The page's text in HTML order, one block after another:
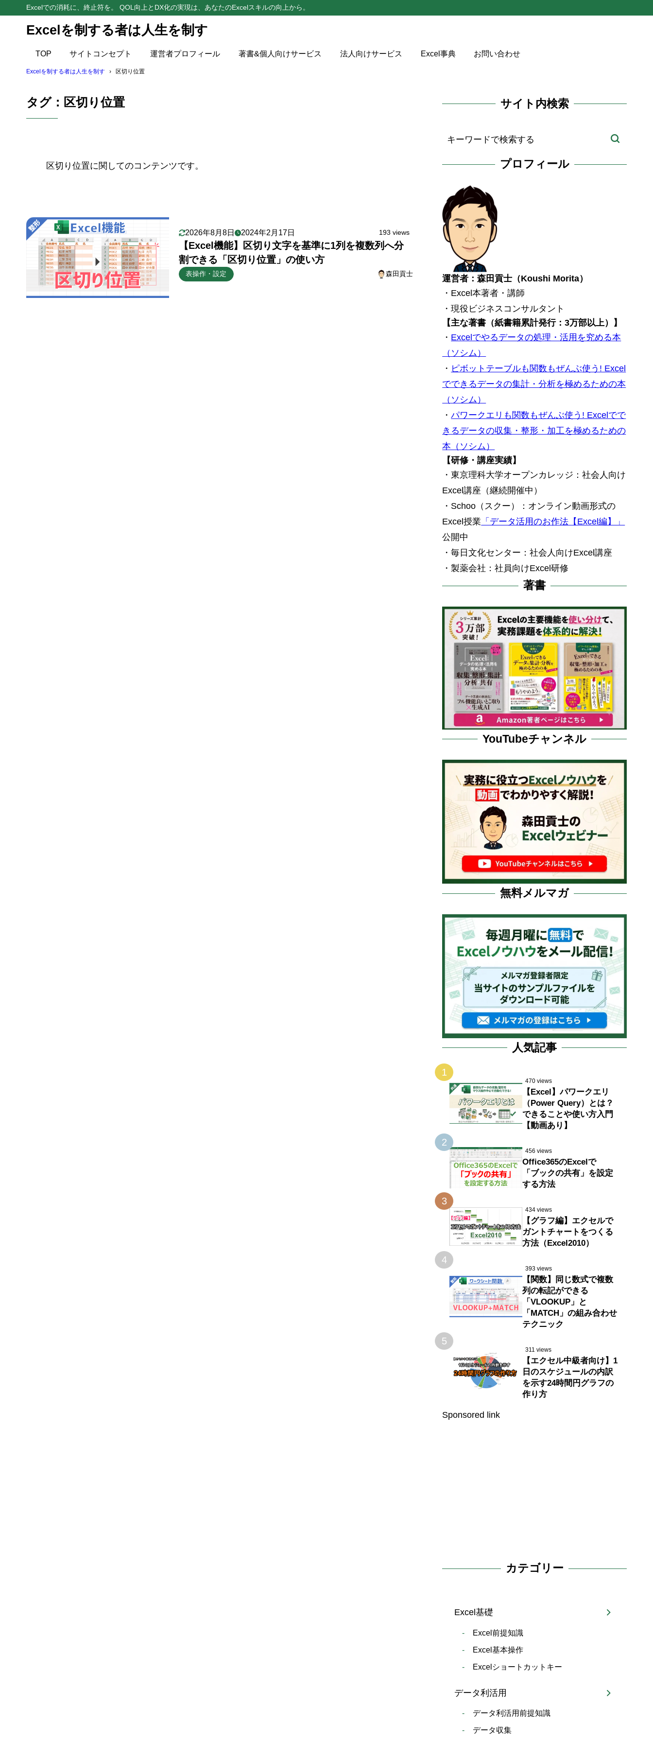
Excelでの消耗に、終止符を。 QOL向上とDX化の実現は、あなたのExcelスキルの向上から。
Excelを制する者は人生を制す
TOP サイトコンセプト 運営者プロフィール 著書&個人向けサービス 法人向けサービス Excel事典 お問い合わせ
Excelを制する者は人生を制す 区切り位置
タグ：区切り位置
区切り位置に関してのコンテンツです。
2026年8月8日 2024年2月17日 193 views
【Excel機能】区切り文字を基準に1列を複数列へ分
割できる「区切り位置」の使い方
表操作・設定 森田貢士
サイト内検索
プロフィール
運営者：森田貢士（Koushi Morita）
・Excel本著者・講師
・現役ビジネスコンサルタント
【主な著書（紙書籍累計発行：3万部以上）】
・ Excelでやるデータの処理・活用を究める本
（ソシム）
・ ピボットテーブルも関数もぜんぶ使う! Excel
でできるデータの集計・分析を極めるための本
（ソシム）
・パワークエリも関数もぜんぶ使う! Excelでで
きるデータの収集・整形・加工を極めるための
本（ソシム）
【研修・講座実績】
・東京理科大学オープンカレッジ：社会人向け
Excel講座（継続開催中）
・Schoo（スクー）：オンライン動画形式の
Excel授業 「データ活用のお作法【Excel編】」
公開中
・毎日文化センター：社会人向けExcel講座
・製薬会社：社員向けExcel研修
著書
YouTubeチャンネル
無料メルマガ
人気記事
1
470 views
【Excel】パワークエリ
（Power Query）とは？
できることや使い方入門
【動画あり】
2
456 views
Office365のExcelで
「ブックの共有」を設定
する方法
3
434 views
【グラフ編】エクセルで
ガントチャートをつくる
方法（Excel2010）
4
393 views
【関数】同じ数式で複数
列の転記ができる
「VLOOKUP」と
「MATCH」の組み合わせ
テクニック
5
311 views
【エクセル中級者向け】1
日のスケジュールの内訳
を示す24時間円グラフの
作り方
Sponsored link
カテゴリー
Excel基礎
Excel前提知識
Excel基本操作
Excelショートカットキー
データ利活用
データ利活用前提知識
データ収集